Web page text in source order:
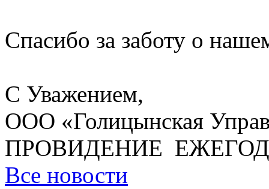
Спасибо за заботу о
С Уважением,
ООО «Голицынская
ПРОВИДЕНИЕ
Все новости